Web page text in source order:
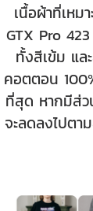
เนื้อผ้าที่เหม
GTX Pro
ทั้งสีเข้ม แล
คอตตอน
ที่สุด หากมีส่
จะลดลงไปตา